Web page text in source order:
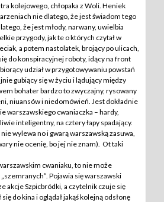
kolejowego, chłopaka z Woli. Heniek
nie dlatego, że jest świadom tego
że jest młody, narwany, uwielbia
przygody, jak te o których czytał w
a potem nastolatek, brojący po ulicach,
do konspiracyjnej roboty, idący na front
udział w przygotowywaniu powstań
gubiący się w życiu i lądujący między
bohater bardzo to zwyczajny, rysowany
niuansów i niedomówień. Jest dokładnie
warszawskiego cwaniaczka – hardy,
inteligentny, na cztery łapy spadający.
wylewa no i gwarą warszawską zasuwa,
nie ocenię, bo jej nie znam). Ot taki
cwaniaku, to nie może
Pojawia się warszawski
akcje Szpicbródki, a czytelnik czuje się
do kina i oglądał jakąś kolejną odsłonę